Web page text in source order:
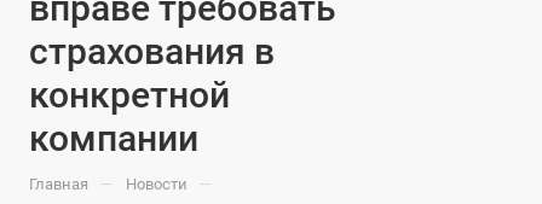
страхования в
конкретной
компании
Главная — Новости —